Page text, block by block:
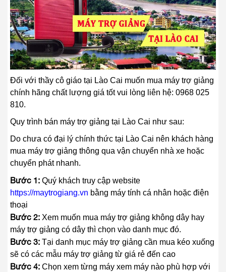
Đối với thầy cô giáo tại Lào Cai muốn mua máy trợ giảng
chính hãng chất lượng giá tốt vui lòng liên hệ: 0968 025
810.
Quy trình bán máy trợ giảng tại Lào Cai như sau:
Do chưa có đại lý chính thức tại Lào Cai nên khách hàng
mua máy trợ giảng thông qua vận chuyển nhà xe hoặc
chuyển phát nhanh.
Bước 1: Quý khách truy cập website
https://maytrogiang.vn bằng máy tính cá nhân hoặc điện
thoại
Bước 2: Xem muốn mua máy trợ giảng không dây hay
máy trợ giảng có dây thì chọn vào danh mục đó.
Bước 3: Tại danh mục máy trợ giảng cần mua kéo xuống
sẽ có các mẫu máy trợ giảng từ giá rẻ đến cao
Bước 4: Chọn xem từng máy xem máy nào phù hợp với